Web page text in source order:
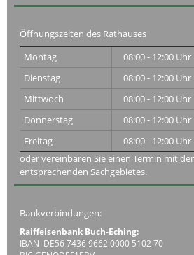
Öffnungszeiten des Rathauses
Montag
08:00 - 12:00 Uhr
Dienstag
08:00 - 12:00 Uhr
Mittwoch
08:00 - 12:00 Uhr
Donnerstag
08:00 - 12:00 Uhr
Freitag
08:00 - 12:00 Uhr
oder vereinbaren Sie einen Termin mit
entsprechenden Sachgebietes.
Bankverbindungen:
Raiffeisenbank Buch-Eching:
IBAN DE56 7436 9662 0000 5102 70